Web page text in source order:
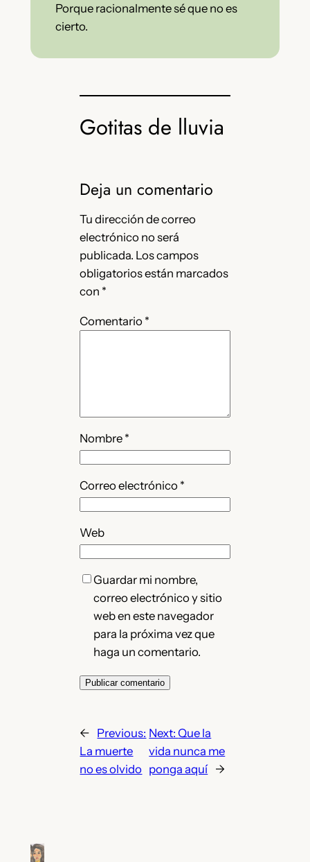
Porque racionalmente sé que no es
cierto.
Gotitas de lluvia
Deja un comentario
Tu dirección de correo
electrónico no será
publicada. Los campos
obligatorios están marcados
con *
Comentario *
Nombre *
Correo electrónico *
Web
Guardar mi nombre,
correo electrónico y sitio
web en este navegador
para la próxima vez que
haga un comentario.
← Previous:
La muerte
no es olvido
Next:Que la
vida nunca me
ponga aquí →